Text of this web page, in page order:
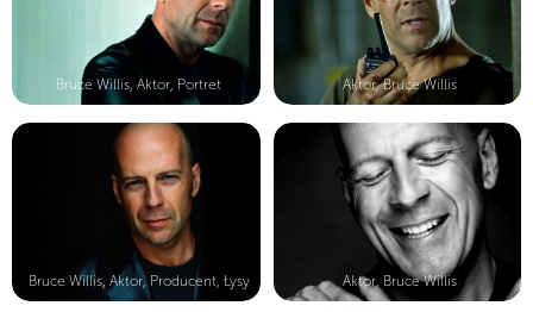
Bruce Willis, Aktor, Portret Aktor, Bruce Willis
Bruce Willis, Aktor, Producent, Łysy Aktor, Bruce Willis